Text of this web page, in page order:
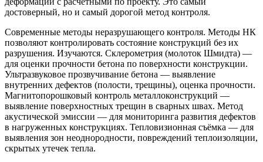
достоверный, но и самый дорогой метод контроля.
Современные методы неразрушающего контроля. Методы НК
позволяют контролировать состояние конструкций без их
разрушения. Изучаются. Склерометрия (молоток Шмидта) —
для оценки прочности бетона по поверхности конструкции.
Ультразвуковое прозвучивание бетона — выявление
внутренних дефектов (полости, трещины), оценка прочности.
Магнитопорошковый контроль металлоконструкций —
выявление поверхностных трещин в сварных швах. Метод
акустической эмиссии — для мониторинга развития дефектов
в нагруженных конструкциях. Тепловизионная съёмка — для
выявления зон неоднородности, повреждений теплоизоляции,
скрытых утечек тепла.